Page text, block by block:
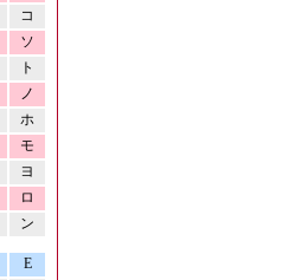
コ
ソ
ト
ノ
ホ
モ
ヨ
ロ
ン
E